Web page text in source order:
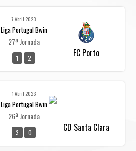
7 Abril 2023
Liga Portugal Bwin
27ª Jornada
1 2 FC Porto
1 Abril 2023
Liga Portugal Bwin
26ª Jornada
3 0 CD Santa Clara